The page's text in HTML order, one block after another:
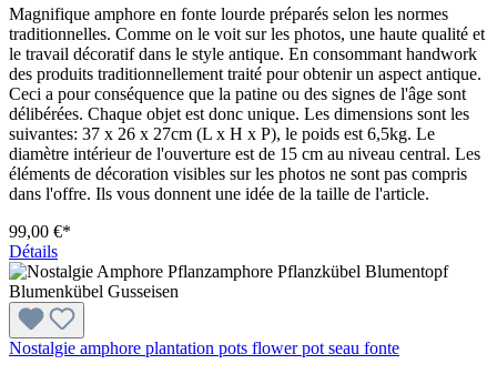
Magnifique amphore en fonte lourde préparés selon les normes
traditionnelles. Comme on le voit sur les photos, une haute qualité et
le travail décoratif dans le style antique. En consommant handwork
des produits traditionnellement traité pour obtenir un aspect antique.
Ceci a pour conséquence que la patine ou des signes de l'âge sont
délibérées. Chaque objet est donc unique. Les dimensions sont les
suivantes: 37 x 26 x 27cm (L x H x P), le poids est 6,5kg. Le
diamètre intérieur de l'ouverture est de 15 cm au niveau central. Les
éléments de décoration visibles sur les photos ne sont pas compris
dans l'offre. Ils vous donnent une idée de la taille de l'article.
99,00 €*
Détails
Nostalgie amphore plantation pots flower pot seau fonte